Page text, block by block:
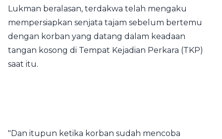
Lukman beralasan, terdakwa telah mengaku
mempersiapkan senjata tajam sebelum bertemu
dengan korban yang datang dalam keadaan
tangan kosong di Tempat Kejadian Perkara (TKP)
saat itu.
"Dan itupun ketika korban sudah mencoba